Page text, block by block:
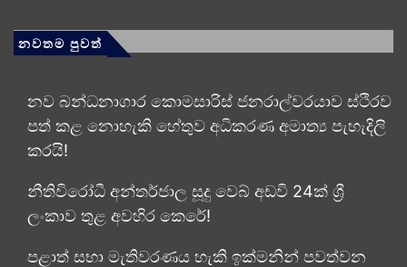
නවතම පුවත්
නව බන්ධනාගාර කොමසාරිස් ජනරාල්වරයාව ස්ථිරව
පත් කළ නොහැකි හේතුව අධිකරණ අමාත්‍ය පැහැදිලි
කරයි!
නීතිවිරෝධී අන්තර්ජාල සූදු වෙබ් අඩවි 24ක් ශ්‍රී
ලංකාව තුළ අවහිර කෙරේ!
පළාත් සභා මැතිවරණය හැකි ඉක්මනින් පවත්වන